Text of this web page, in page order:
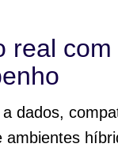
real
dados,